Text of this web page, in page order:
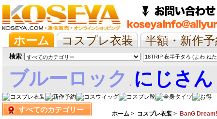
ホーム コスプレ衣装
半額・新作
抱き枕/布団/シーツ
ツイステ ウマ
検索
ブルーロック , にじさ
娘すべてのカテゴリー ホーム > コスプレ衣装 > BanG